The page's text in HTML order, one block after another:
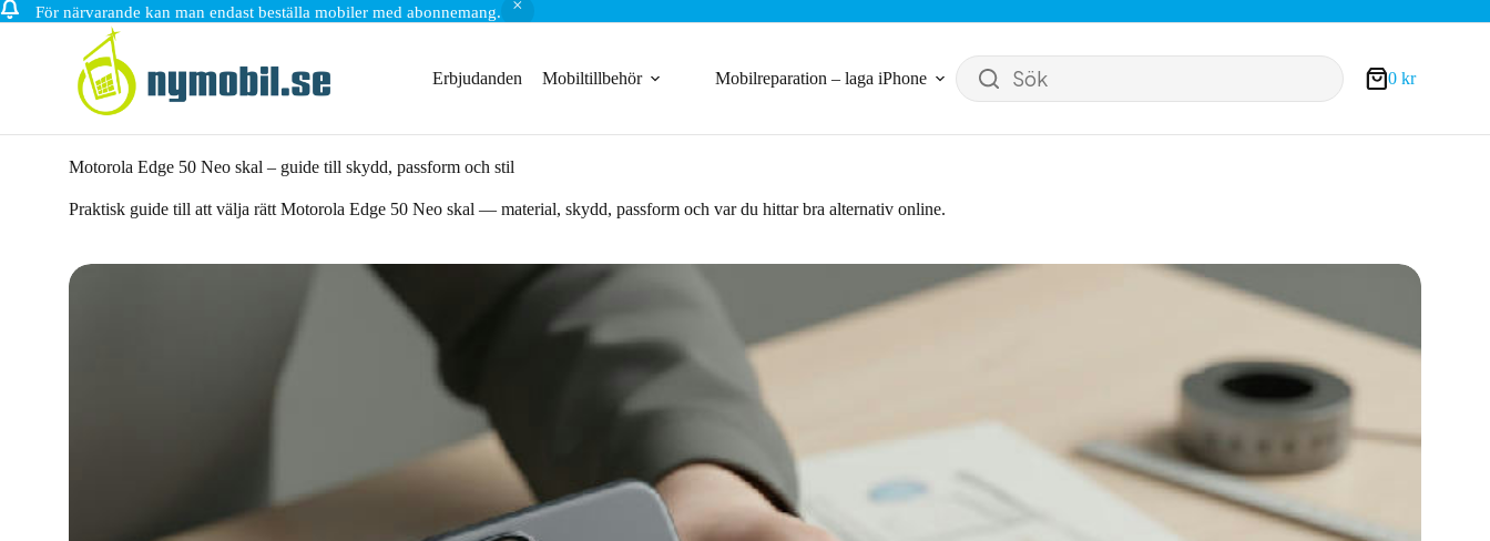
För närvarande kan man endast beställa mobiler med abonnemang.
Erbjudanden Mobiltillbehör Mobilreparation – laga iPhone Sök Varukorg
0 kr
Motorola Edge 50 Neo skal – guide till skydd, passform och stil
Praktisk guide till att välja rätt Motorola Edge 50 Neo skal — material, skydd, passform och var du hittar bra alternativ online.